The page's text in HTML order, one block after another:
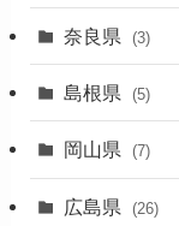
(1)
奈良県 (3)
島根県 (5)
岡山県 (7)
広島県 (26)